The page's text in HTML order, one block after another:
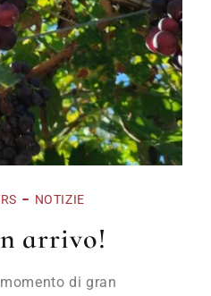
NOTIZIE
arrivo!
di gran